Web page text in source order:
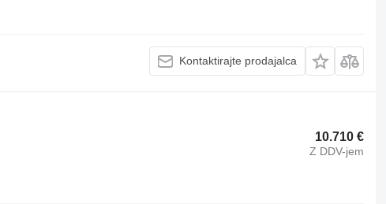
Kontaktirajte prodajalca
10.710 €
Z DDV-jem